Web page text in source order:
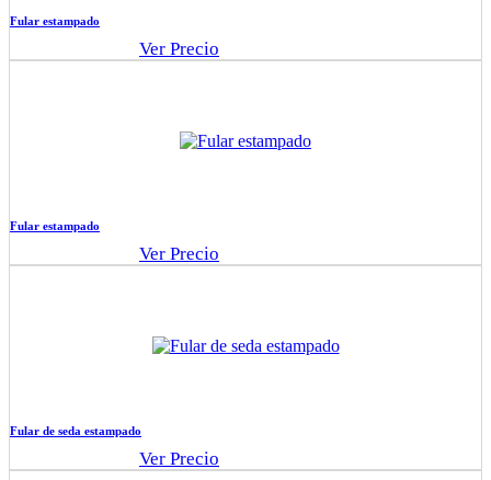
Fular estampado
Ver Precio
Fular estampado
Ver Precio
Fular de seda estampado
Ver Precio